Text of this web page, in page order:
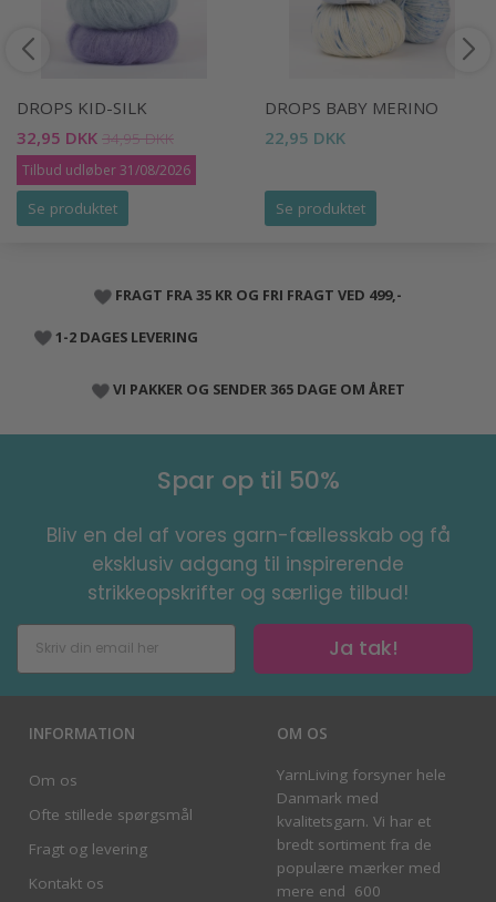
DROPS KID-SILK
32,95 DKK 34,95 DKK
Tilbud udløber 31/08/2026
Se produktet
DROPS BABY MERINO
22,95 DKK
Se produktet
FRAGT FRA 35 KR OG FRI FRAGT VED 499,-
1-2 DAGES LEVERING
VI PAKKER OG SENDER 365 DAGE OM ÅRET
Spar op til 50%
Bliv en del af vores garn-fællesskab og få
eksklusiv adgang til inspirerende
strikkeopskrifter og særlige tilbud!
Ja tak!
INFORMATION
Om os
Ofte stillede spørgsmål
Fragt og levering
Kontakt os
OM OS
YarnLiving forsyner hele
Danmark med
kvalitetsgarn. Vi har et
bredt sortiment fra de
populære mærker med
mere end 600